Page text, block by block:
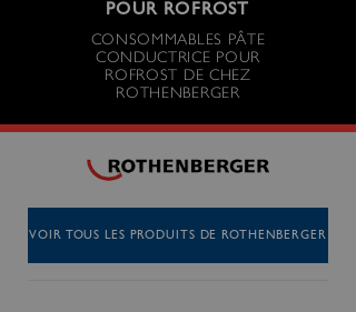
POUR ROFROST
CONSOMMABLES PÂTE
CONDUCTRICE POUR
ROFROST DE CHEZ
ROTHENBERGER
VOIR TOUS LES PRODUITS DE ROTHENBERGER